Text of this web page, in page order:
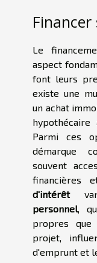
Le
aspect
font leurs
existe une
un achat
hypothécaire
Parmi ces
démarque
souvent
financières
d'intérêt
personnel ,
propres que
projet,
d'emprunt et